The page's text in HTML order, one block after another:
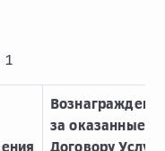
1
за оказанные по
Договору Услуги